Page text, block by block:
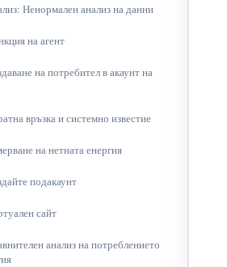
Ненормален анализ на данни
на агент
на потребител в акаунт на
връзка и системно известие
на нетната енергия
подакаунт
сайт
анализ на потреблението